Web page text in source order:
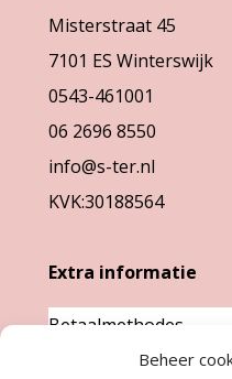
Beheer
kan
gekozen
worden
op
de
Misterstraat 45
7101 ES Winterswijk
0543-461001
06 2696 8550
info@s-ter.nl
KVK:30188564
Extra informatie
Betaalmethodes
Garantie & klachten